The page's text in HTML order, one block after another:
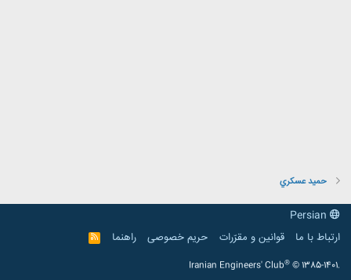
حميد عسكري
ارتباط با ما
قوانین و مقرّرات حریم خصوصی راهنما
R
S
Iranian Engineers' Club® © 1385-1401.